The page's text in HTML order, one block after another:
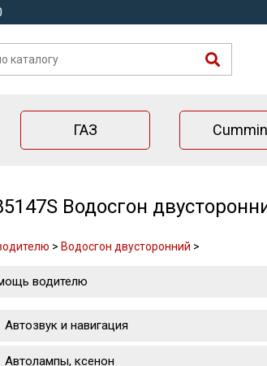
ГАЗ
Водосгон
> Водосгон двусторонний >
водителю
Автозвук и навигация
Автолампы, ксенон